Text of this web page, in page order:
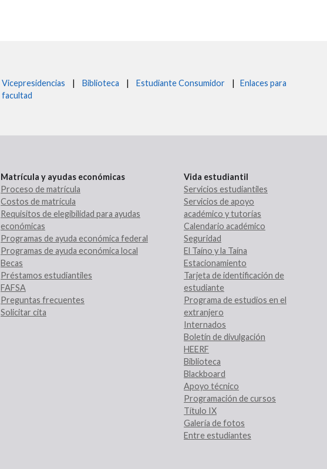
Vicepresidencias | Biblioteca | Estudiante Consumidor |
Enlaces para
facultad
Matrícula y ayudas económicas
Proceso de matrícula
Costos de matrícula
Requisitos de elegibilidad para ayudas
económicas
Programas de ayuda económica federal
Programas de ayuda económica local
Becas
Préstamos estudiantiles
FAFSA
Preguntas frecuentes
Solicitar cita
Vida estudiantil
Servicios estudiantiles
Servicios de apoyo
académico y tutorías
Calendario académico
Seguridad
El Taíno y la Taína
Estacionamiento
Tarjeta de identificación de
estudiante
Programa de estudios en el
extranjero
Internados
Boletín de divulgación
HEERF
Biblioteca
Blackboard
Apoyo técnico
Programación de cursos
Título IX
Galería de fotos
Entre estudiantes